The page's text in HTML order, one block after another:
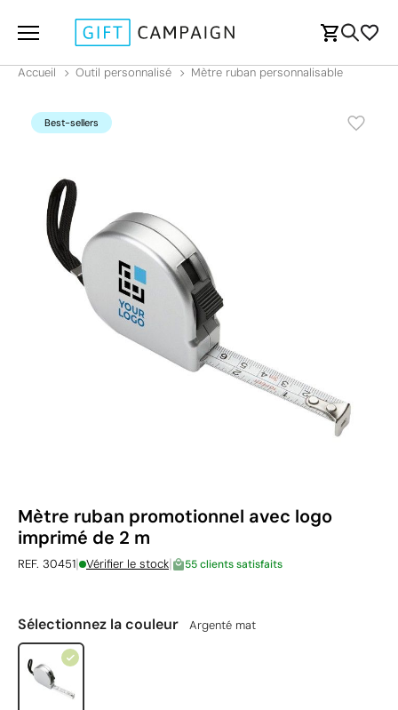
Accueil Outil personnalisé Mètre ruban personnalisable
Best-sellers
Mètre ruban promotionnel avec logo
imprimé de 2 m
REF. 30451| Vérifier le stock| 55 clients satisfaits
Sélectionnez la couleur Argenté mat